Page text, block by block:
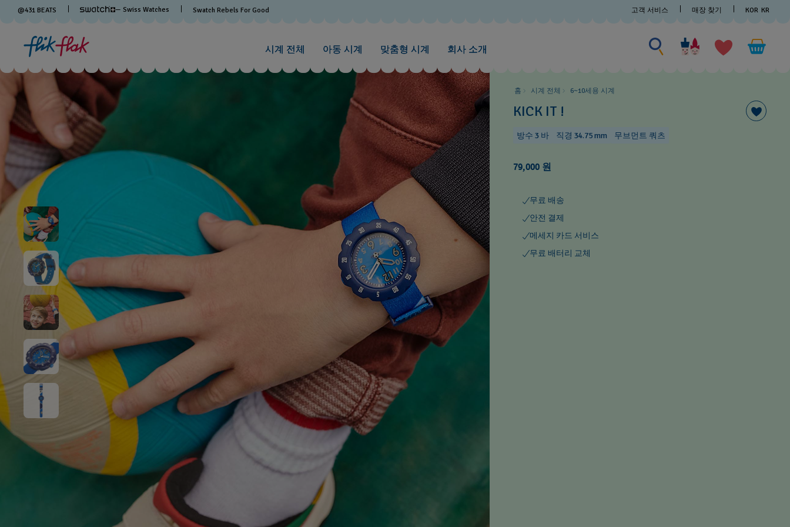
@431 BEATS — Swiss Watches Swatch Rebels For Good 고객 서비스 매장 찾기 KOR KR
시계 전체 아동 시계 맞춤형 시계 회사 소개
검
색
홈 시계 전체 6~10세용 시계
KICK IT !
방수 3 바 직경 34.75 mm 무브먼트 쿼츠
79,000 원
무료 배송
안전 결제
메세지 카드 서비스
무료 배터리 교체